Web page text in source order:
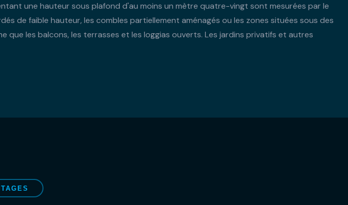
une hauteur sous plafond d'au moins un mètre quatre-vingt sont mesurées par le
de faible hauteur, les combles partiellement aménagés ou les zones situées sous des
les balcons, les terrasses et les loggias ouverts. Les jardins privatifs et autres